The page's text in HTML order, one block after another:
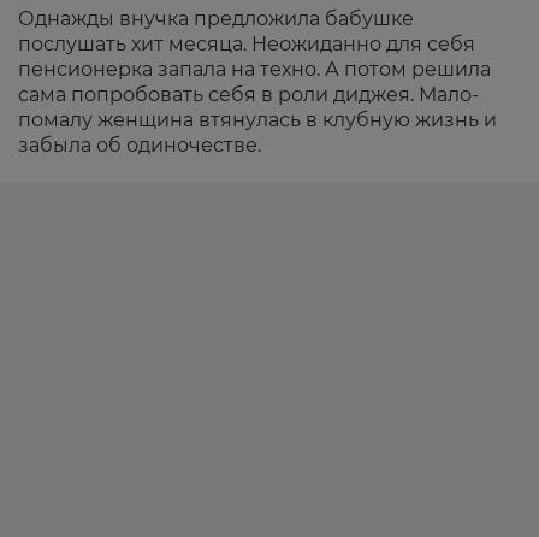
Однажды внучка предложила бабушке
послушать хит месяца. Неожиданно для себя
пенсионерка запала на техно. А потом решила
сама попробовать себя в роли диджея. Мало-
помалу женщина втянулась в клубную жизнь и
забыла об одиночестве.